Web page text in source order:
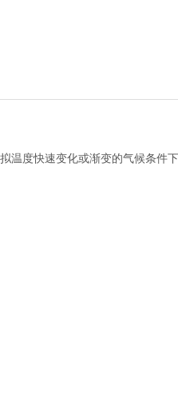
温度快速变化或渐变的气候条件